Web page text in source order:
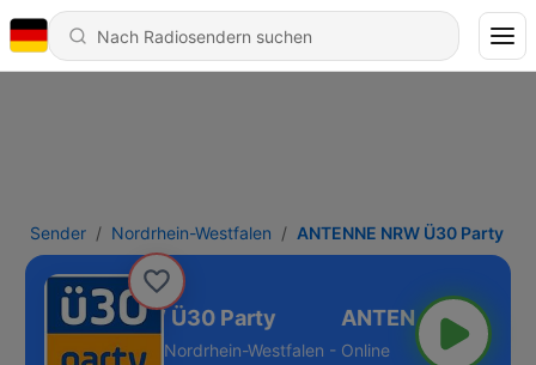
Sender Nordrhein-Westfalen ANTENNE NRW Ü30 Party
ANTENNE NRW Ü30 Party
Nordrhein-Westfalen - Online